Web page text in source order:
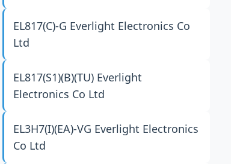
EL817(C)-G Everlight Electronics Co
Ltd
EL817(S1)(B)(TU) Everlight
Electronics Co Ltd
EL3H7(I)(EA)-VG Everlight Electronics
Co Ltd